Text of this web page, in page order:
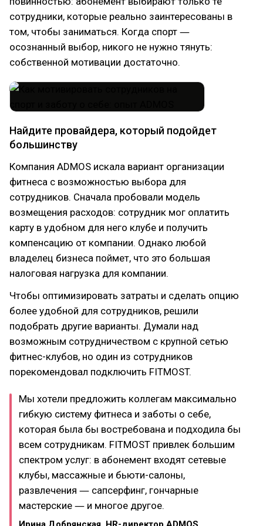
сотрудники, которые реально заинтересованы в
том, чтобы заниматься. Когда спорт ―
осознанный выбор, никого не нужно тянуть:
собственной мотивации достаточно.
Найдите провайдера, который подойдет
большинству
Компания ADMOS искала вариант организации
фитнеса c возможностью выбора для
сотрудников. Сначала пробовали модель
возмещения расходов: сотрудник мог оплатить
карту в удобном для него клубе и получить
компенсацию от компании. Однако любой
владелец бизнеса поймет, что это большая
налоговая нагрузка для компании.
Чтобы оптимизировать затраты и сделать опцию
более удобной для сотрудников, решили
подобрать другие варианты. Думали над
возможным сотрудничеством с крупной сетью
фитнес-клубов, но один из сотрудников
порекомендовал подключить FITMOST.
Мы хотели предложить коллегам максимально
гибкую систему фитнеса и заботы о себе,
которая была бы востребована и подходила бы
всем сотрудникам. FITMOST привлек большим
спектром услуг: в абонемент входят сетевые
клубы, массажные и бьюти-салоны,
развлечения ― сапсерфинг, гончарные
мастерские ― и многое другое.